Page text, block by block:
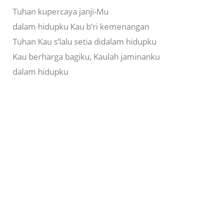
Tuhan kupercaya janji-Mu
dalam hidupku Kau b’ri kemenangan
Tuhan Kau s’lalu setia didalam hidupku
Kau berharga bagiku, Kaulah jaminanku
dalam hidupku